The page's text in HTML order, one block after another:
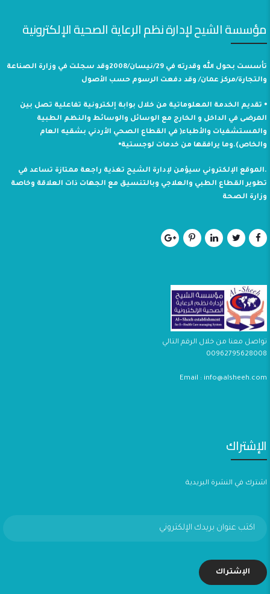
مؤسسة الشيح لإدارة نظم الرعاية الصحية الإلكترونية
تأسست بحول الله وقدرته في 29/نيسان/2008وقد سجلت في وزارة الصناعة
والتجارة/مركز عمان/ وقد دفعت الرسوم حسب الأصول
⦁ تقديم الخدمة المعلوماتية من خلال بوابة إلكترونية تفاعلية تصل بين
المرضى في الداخل و الخارج مع الوسائل والوسائط والنظم الطبية
والمستشفيات والأطباء( في القطاع الصحي الأردني بشقيه العام
والخاص).وما يرافقها من خدمات لوجستية⦁
.الموقع الإلكتروني سيؤمن لإدارة الشيح تغذية راجعة ممتازة تساعد في
تطوير القطاع الطبي والعلاجي وبالتنسيق مع الجهات ذات العلاقة وخاصة
وزارة الصحة
تواصل معنا من خلال الرقم التالي
00962795628008
Email : info@alsheeh.com
الإشتراك
اشترك في النشرة البريدية